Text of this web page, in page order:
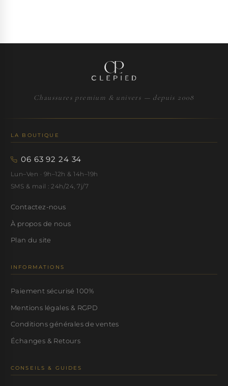
Chaussures premium & univers — depuis 2008
LA BOUTIQUE
06 63 92 24 34
Lun–Ven · 9h–12h & 14h–19h
SMS & mail : 24h/24, 7j/7
Contactez-nous
À propos de nous
Plan du site
INFORMATIONS
Paiement sécurisé 100%
Mentions légales & RGPD
Conditions générales de ventes
Échanges & Retours
CONSEILS & GUIDES